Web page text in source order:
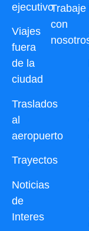
ejecutivo
Viajes
fuera
de la
ciudad
Traslados
al
aeropuerto
Trayectos
Noticias
de
Interes
Trabaje
con